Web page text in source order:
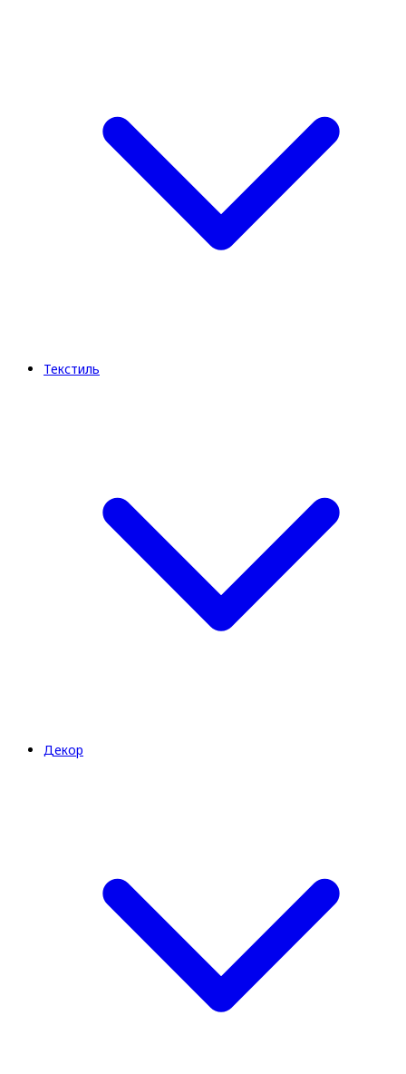
Текстиль
Декор